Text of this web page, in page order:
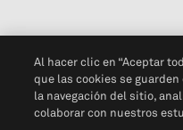
Al hacer clic en “Aceptar
que las cookies se
la navegación del sitio,
colaborar con nuestros